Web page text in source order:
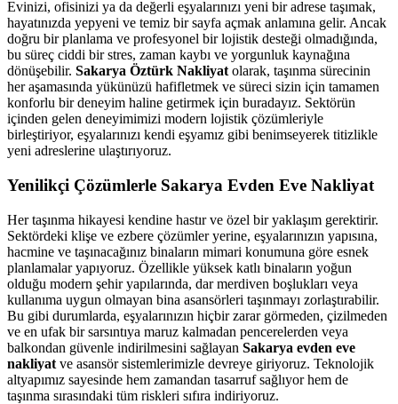
Evinizi, ofisinizi ya da değerli eşyalarınızı yeni bir adrese taşımak,
hayatınızda yepyeni ve temiz bir sayfa açmak anlamına gelir. Ancak
doğru bir planlama ve profesyonel bir lojistik desteği olmadığında,
bu süreç ciddi bir stres, zaman kaybı ve yorgunluk kaynağına
dönüşebilir. Sakarya Öztürk Nakliyatolarak, taşınma sürecinin
her aşamasında yükünüzü hafifletmek ve süreci sizin için tamamen
konforlu bir deneyim haline getirmek için buradayız. Sektörün
içinden gelen deneyimimizi modern lojistik çözümleriyle
birleştiriyor, eşyalarınızı kendi eşyamız gibi benimseyerek titizlikle
yeni adreslerine ulaştırıyoruz.
Yenilikçi Çözümlerle Sakarya Evden Eve Nakliyat
Her taşınma hikayesi kendine hastır ve özel bir yaklaşım gerektirir.
Sektördeki klişe ve ezbere çözümler yerine, eşyalarınızın yapısına,
hacmine ve taşınacağınız binaların mimari konumuna göre esnek
planlamalar yapıyoruz. Özellikle yüksek katlı binaların yoğun
olduğu modern şehir yapılarında, dar merdiven boşlukları veya
kullanıma uygun olmayan bina asansörleri taşınmayı zorlaştırabilir.
Bu gibi durumlarda, eşyalarınızın hiçbir zarar görmeden, çizilmeden
ve en ufak bir sarsıntıya maruz kalmadan pencerelerden veya
balkondan güvenle indirilmesini sağlayan Sakarya evden eve
nakliyat ve asansör sistemlerimizle devreye giriyoruz. Teknolojik
altyapımız sayesinde hem zamandan tasarruf sağlıyor hem de
taşınma sırasındaki tüm riskleri sıfıra indiriyoruz.